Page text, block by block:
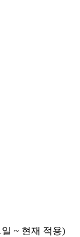
~ 현재 적용)